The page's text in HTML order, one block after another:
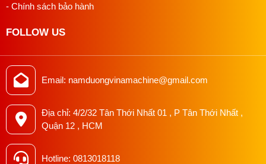
- Chính sách bảo hành
FOLLOW US
Email: namduongvinamachine@gmail.com
Địa chỉ: 4/2/32 Tân Thới Nhất 01 , P Tân Thới Nhất ,
Quận 12 , HCM
Hotline: 0813018118